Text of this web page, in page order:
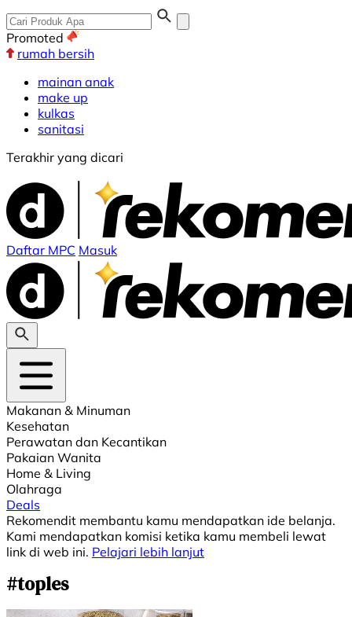
Promoted
rumah bersih
mainan anak
make up
kulkas
sanitasi
Terakhir yang dicari
Daftar MPC Masuk
Makanan & Minuman
Kesehatan
Perawatan dan Kecantikan
Pakaian Wanita
Home & Living
Olahraga
Deals
Rekomendit membantu kamu mendapatkan ide belanja.
Kami mendapatkan komisi ketika kamu membeli lewat
link di web ini. Pelajari lebih lanjut
#toples